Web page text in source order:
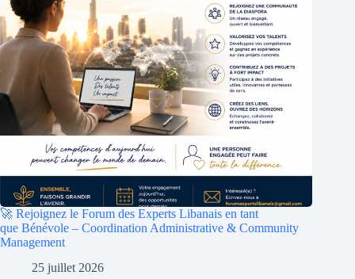
🚀 Rejoignez le Forum des Experts Libanais en tant
que Bénévole – Coordination Administrative & Community
Management
25 juillet 2026